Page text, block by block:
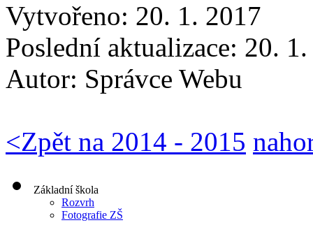
Vytvořeno: 20. 1. 2017
Poslední aktualizace: 20.
Autor: Správce Webu
<Zpět na 2014 - 2015
Základní škola
Rozvrh
Fotografie ZŠ